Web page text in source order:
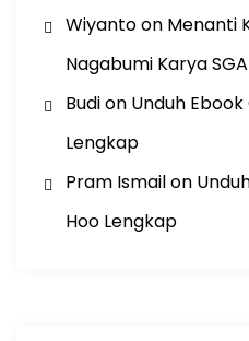
Wiyantoon Menanti
Nagabumi Karya SGA
Budion Unduh
Lengkap
Pram Ismailon
Hoo Lengkap